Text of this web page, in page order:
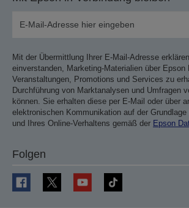
Mit der Übermittlung Ihrer E-Mail-Adresse
einverstanden, Marketing-Materialien über Epson
Veranstaltungen, Promotions und Services zu
Durchführung von Marktanalysen und Umfragen
können. Sie erhalten diese per E-Mail oder über
elektronischen Kommunikation auf der
und Ihres Online-Verhaltens gemäß der Epson
Folgen